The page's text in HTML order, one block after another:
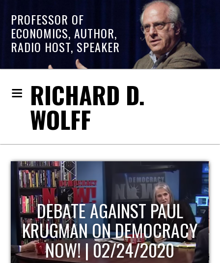
PROFESSOR OF
ECONOMICS, AUTHOR,
RADIO HOST, SPEAKER
RICHARD D.
WOLFF
DEBATE AGAINST PAUL
KRUGMAN ON DEMOCRACY
NOW! | 02/24/2020